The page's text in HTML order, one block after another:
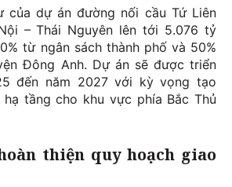
của dự án đường nối cầu Tứ Liên
– Thái Nguyên lên tới 5.076 tỷ
từ ngân sách thành phố và 50%
Đông Anh. Dự án sẽ được triển
đến năm 2027 với kỳ vọng tạo
tầng cho khu vực phía Bắc Thủ
thiện quy hoạch giao